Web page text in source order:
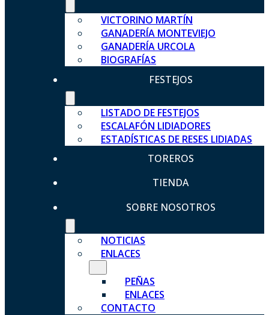
VICTORINO MARTÍN
GANADERÍA MONTEVIEJO
GANADERÍA URCOLA
BIOGRAFÍAS
FESTEJOS
LISTADO DE FESTEJOS
ESCALAFÓN LIDIADORES
ESTADÍSTICAS DE RESES LIDIADAS
TOREROS
TIENDA
SOBRE NOSOTROS
NOTICIAS
ENLACES
PEÑAS
ENLACES
CONTACTO